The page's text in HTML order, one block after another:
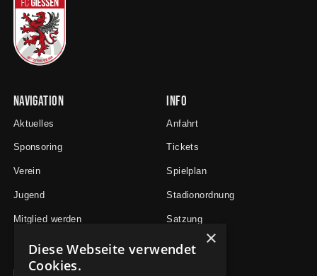
Navigation
Aktuelles
Sponsoring
Verein
Jugend
Mitglied werden
Info
Anfahrt
Tickets
Spielplan
Stadionordnung
Satzung
×
Diese Webseite verwendet
Cookies.